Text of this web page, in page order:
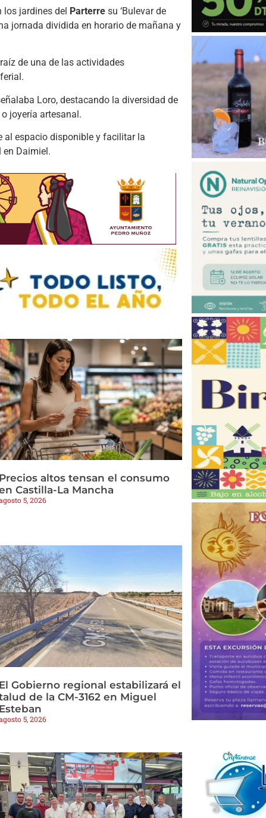
los jardines del Parterre su ‘Bulevar de
jornada dividida en horario de mañana y
de una de las actividades
Loro, destacando la diversidad de
joyería artesanal.
al espacio disponible y facilitar la
Daimiel.
Precios altos tensan el consumo
Castilla-La Mancha
5, 2026
El Gobierno regional estabilizará el
de la CM-3162 en Miguel
Esteban
5, 2026